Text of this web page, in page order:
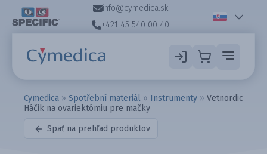
info@cymedica.sk
+421 45 540 00 40
Cymedica » Spotřební materiál » Instrumenty » Vetnordic
Háčik na ovariektómiu pre mačky
Späť na prehľad produktov